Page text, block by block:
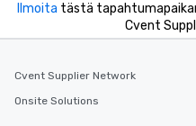
Ilmoita tästä
Cvent
Cvent Supplier Network
Onsite Solutions